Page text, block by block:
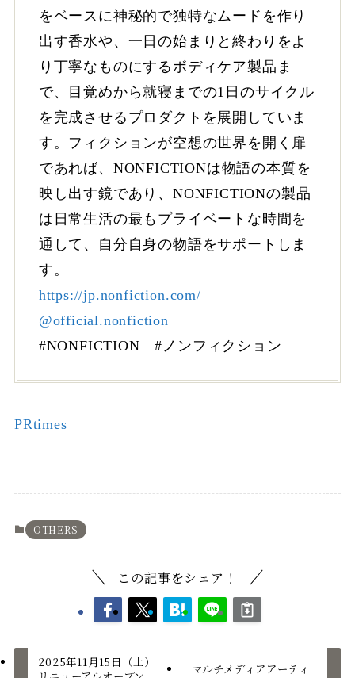
をベースに神秘的で独特なムードを作り
出す香水や、一日の始まりと終わりをよ
り丁寧なものにするボディケア製品ま
で、目覚めから就寝までの1日のサイクル
を完成させるプロダクトを展開していま
す。フィクションが空想の世界を開く扉
であれば、NONFICTIONは物語の本質を
映し出す鏡であり、NONFICTIONの製品
は日常生活の最もプライベートな時間を
通して、自分自身の物語をサポートしま
す。
https://jp.nonfiction.com/
@official.nonfiction
#NONFICTION #ノンフィクション
PRtimes
OTHERS
この記事をシェア！
2025年11月15日（土）
マルチメディアアーティ